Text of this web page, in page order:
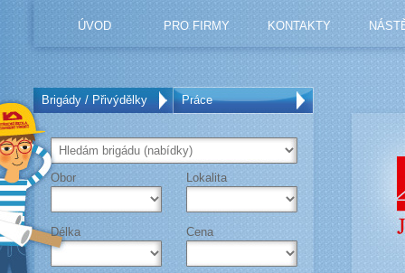
ÚVOD PRO FIRMY KONTAKTY
Brigády / Přivýdělky Práce
Obor Lokalita
Délka Cena